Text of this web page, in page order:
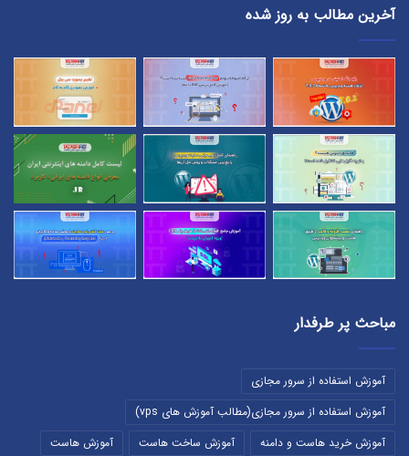
آخرین مطالب به روز شده
مباحث پر طرفدار
آموزش استفاده از سرور مجازی
آموزش استفاده از سرور مجازی(مطالب آموزش های vps)
آموزش خرید هاست و دامنه
آموزش ساخت هاست آموزش هاست